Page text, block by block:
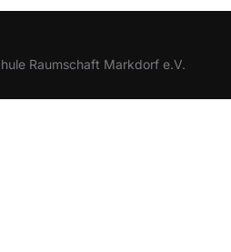
Raumschaft Markdorf e.V.